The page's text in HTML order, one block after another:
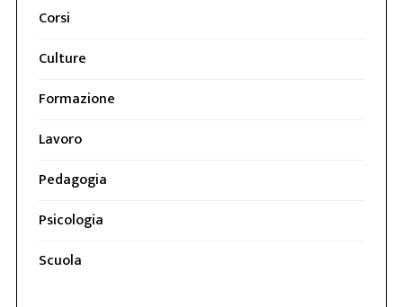
Corsi
Culture
Formazione
Lavoro
Pedagogia
Psicologia
Scuola